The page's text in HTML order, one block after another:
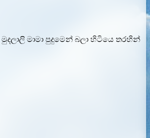
මාමා පුදුමෙන් බලා හිටියෙ තරහින්